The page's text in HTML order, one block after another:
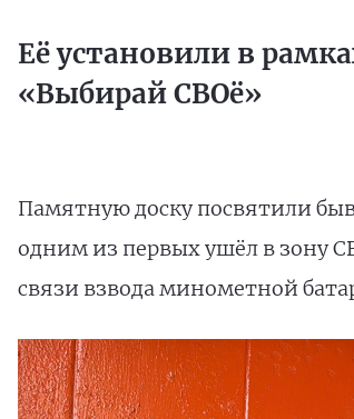
Её установили в
«Выбирай СВОё»
Памятную доску посвятили
одним из первых ушёл в зону
связи взвода минометной